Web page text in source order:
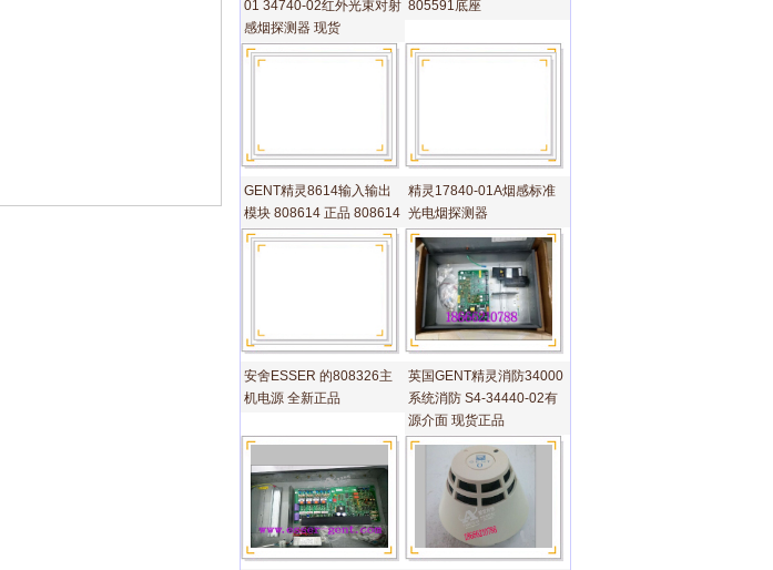
01 34740-02红外光束对射
感烟探测器 现货
805591底座
GENT精灵8614输入输出
模块 808614 正品 808614
精灵17840-01A烟感标准
光电烟探测器
安舍ESSER 的808326主
机电源 全新正品
英国GENT精灵消防34000
系统消防 S4-34440-02有
源介面 现货正品